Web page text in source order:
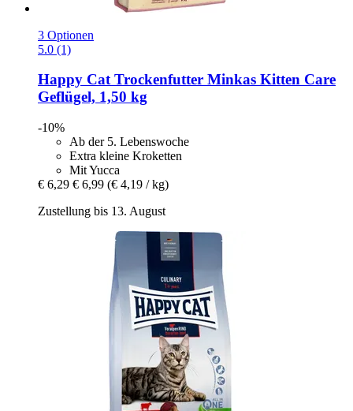
3 Optionen
5.0 (1)
Happy CatTrockenfutter Minkas Kitten Care
Geflügel, 1,50 kg
-10%
Ab der 5. Lebenswoche
Extra kleine Kroketten
Mit Yucca
€ 6,29 € 6,99 (€ 4,19 / kg)
Zustellung bis 13. August